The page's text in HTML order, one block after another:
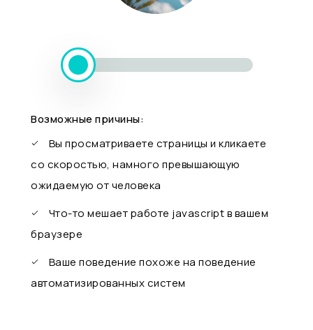
Возможные причины:
Вы просматриваете страницы и кликаете
со скоростью, намного превышающую
ожидаемую от человека
Что-то мешает работе javascript в вашем
браузере
Ваше поведение похоже на поведение
автоматизированных систем